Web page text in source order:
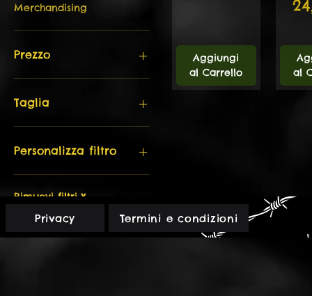
Merchandising
Prezzo
2 €
Taglia
L
M
XL
XXL
Personalizza filtro
I Classici
L'Ultima Torcia
Alba di Cthulhu
Rimuovi filtri X
Aggiungi
al Carrello
al
Privacy Termini e condizioni